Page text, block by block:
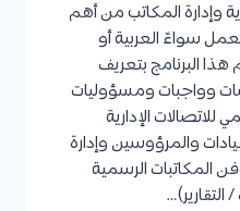
وإدارة المكاتب من أهم
سواءً العربية أو
هذا البرنامج بتعريف
وواجبات ومسؤوليات
للاتصالات الإدارية
والمرؤوسين وإدارة
المكاتبات الرسمية